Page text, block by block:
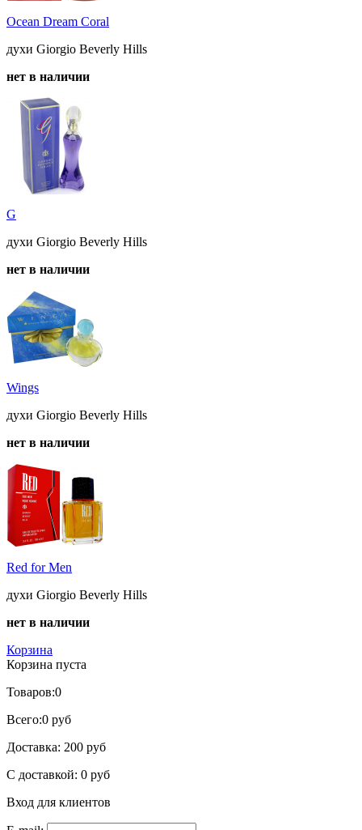
Ocean Dream Coral
духи Giorgio Beverly Hills
нет в наличии
G
духи Giorgio Beverly Hills
нет в наличии
Wings
духи Giorgio Beverly Hills
нет в наличии
Red for Men
духи Giorgio Beverly Hills
нет в наличии
Корзина
Корзина пуста
Товаров:0
Всего:0 руб
Доставка: 200 руб
С доставкой: 0 руб
Вход для клиентов